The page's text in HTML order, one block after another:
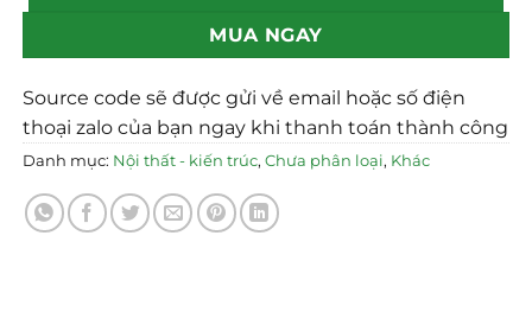
MUA NGAY
Source code sẽ được gửi về email hoặc số điện
thoại zalo của bạn ngay khi thanh toán thành công
Danh mục: Nội thất - kiến trúc,Chưa phân loại, Khác